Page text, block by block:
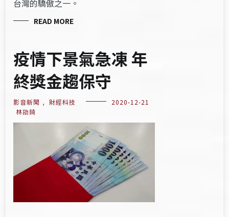
台灣的驕傲之一。
READ MORE
疫情下景氣急凍 年
終獎金趨保守
影音新聞 , 財經科技
2020-12-21
林劭錡